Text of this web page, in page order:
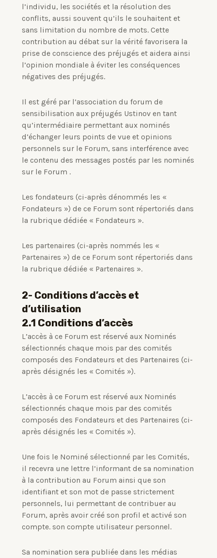
l’individu, les sociétés et la résolution des
conflits, aussi souvent qu’ils le souhaitent et
sans limitation du nombre de mots. Cette
contribution au débat sur la vérité favorisera la
prise de conscience des préjugés et aidera ainsi
l’opinion mondiale à éviter les conséquences
négatives des préjugés.
Il est géré par l’association du forum de
sensibilisation aux préjugés Ustinov en tant
qu’intermédiaire permettant aux nominés
d’échanger leurs points de vue et opinions
personnels sur le Forum, sans interférence avec
le contenu des messages postés par les nominés
sur le Forum .
Les fondateurs (ci-après dénommés les «
Fondateurs ») de ce Forum sont répertoriés dans
la rubrique dédiée « Fondateurs ».
Les partenaires (ci-après nommés les «
Partenaires ») de ce Forum sont répertoriés dans
la rubrique dédiée « Partenaires ».
2- Conditions d’accès et
d’utilisation
2.1 Conditions d’accès
L’accès à ce Forum est réservé aux Nominés
sélectionnés chaque mois par des comités
composés des Fondateurs et des Partenaires (ci-
après désignés les « Comités »).
L’accès à ce Forum est réservé aux Nominés
sélectionnés chaque mois par des comités
composés des Fondateurs et des Partenaires (ci-
après désignés les « Comités »).
Une fois le Nominé sélectionné par les Comités,
il recevra une lettre l’informant de sa nomination
à la contribution au Forum ainsi que son
identifiant et son mot de passe strictement
personnels, lui permettant de contribuer au
Forum, après avoir créé son profil et activé son
compte. son compte utilisateur personnel.
Sa nomination sera publiée dans les médias